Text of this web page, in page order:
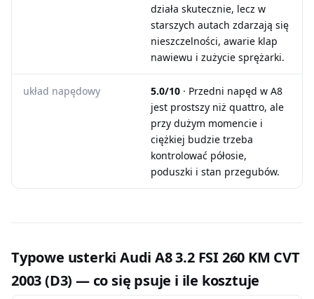
działa skutecznie, lecz w
starszych autach zdarzają się
nieszczelności, awarie klap
nawiewu i zużycie sprężarki.
układ napędowy 5.0/10 · Przedni napęd w A8
jest prostszy niż quattro, ale
przy dużym momencie i
ciężkiej budzie trzeba
kontrolować półosie,
poduszki i stan przegubów.
Typowe usterki Audi A8 3.2 FSI 260 KM CVT
2003 (D3) — co się psuje i ile kosztuje